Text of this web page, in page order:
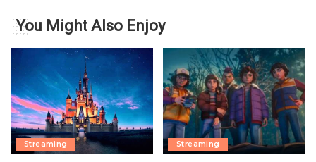
You Might Also Enjoy
Streaming Streaming